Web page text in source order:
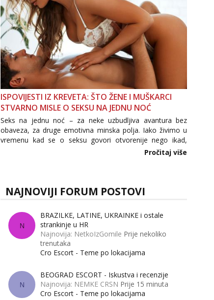
ISPOVIJESTI IZ KREVETA: ŠTO ŽENE I MUŠKARCI
STVARNO MISLE O SEKSU NA JEDNU NOĆ
Seks na jednu noć – za neke uzbudljiva avantura bez
obaveza, za druge emotivna minska polja. Iako živimo u
vremenu kad se o seksu govori otvorenije nego ikad,
tema „jedne noći strasti“ i dalje izaziva burne rasprave. Što
Pročitaj više
NAJNOVIJI FORUM POSTOVI
N
BRAZILKE, LATINE, UKRAINKE i ostale
strankinje u HR
Najnovija: NetkoIzGomile Prije nekoliko
trenutaka
Cro Escort - Teme po lokacijama
N
BEOGRAD ESCORT - Iskustva i recenzije
Najnovija: NEMKE CRSN Prije 15 minuta
Cro Escort - Teme po lokacijama